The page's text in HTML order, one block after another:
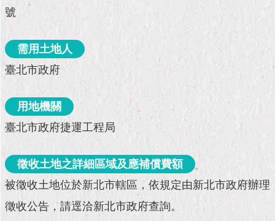
北
活
動
主
館
與
互
動
活
號
需用土地人
臺北市政府
用地機關
臺北市政府捷運工程局
徵收土地之詳細區域及應補償費額
被徵收土地位於新北市轄區，依規定由新北市政府辦理
徵收公告，請逕洽新北市政府查詢。